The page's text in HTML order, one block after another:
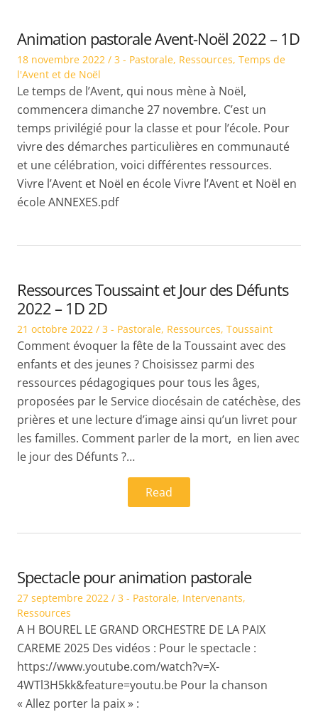
Animation pastorale Avent-Noël 2022 – 1D
Posted
on
18 novembre 2022
Posted
3 - Pastorale, Ressources, Temps de
l'Avent et de Noël
Le temps de l’Avent, qui nous mène à Noël,
commencera dimanche 27 novembre. C’est un
temps privilégié pour la classe et pour l’école. Pour
vivre des démarches particulières en communauté
et une célébration, voici différentes ressources.
Vivre l’Avent et Noël en école Vivre l’Avent et Noël en
école ANNEXES.pdf
Ressources Toussaint et Jour des Défunts
2022 – 1D 2D
Posted
on
21 octobre 2022
Posted
in
3 - Pastorale, Ressources, Toussaint
Comment évoquer la fête de la Toussaint avec des
enfants et des jeunes ? Choisissez parmi des
ressources pédagogiques pour tous les âges,
proposées par le Service diocésain de catéchèse, des
prières et une lecture d’image ainsi qu’un livret pour
les familles. Comment parler de la mort, en lien avec
le jour des Défunts ?…
Read
Spectacle pour animation pastorale
Posted
on
27 septembre 2022
Posted
3 - Pastorale, Intervenants,
Ressources
A H BOUREL LE GRAND ORCHESTRE DE LA PAIX
CAREME 2025 Des vidéos : Pour le spectacle :
https://www.youtube.com/watch?v=X-
4WTl3H5kk&feature=youtu.be Pour la chanson
« Allez porter la paix » :